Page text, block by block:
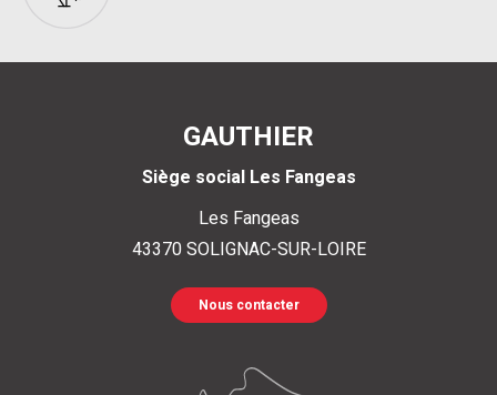
GAUTHIER
Siège social Les Fangeas
Les Fangeas
43370SOLIGNAC-SUR-LOIRE
Nous contacter